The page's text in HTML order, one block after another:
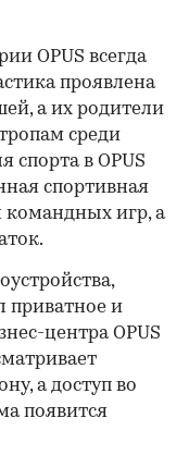
OPUS всегда
проявлена
а их родители
среди
спорта в OPUS
спортивная
командных игр, а
приватное и
центра OPUS
а доступ во
появится